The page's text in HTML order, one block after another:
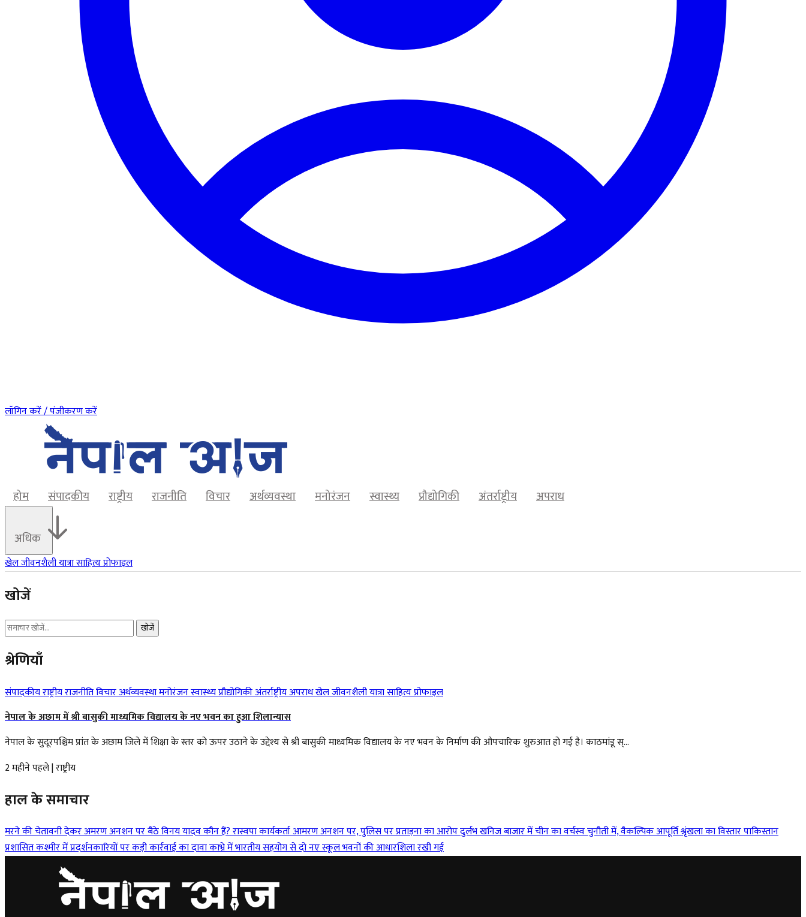
लॉगिन करें / पंजीकरण करें
होम संपादकीय राष्ट्रीय राजनीति विचार अर्थव्यवस्था मनोरंजन स्वास्थ्य प्रौद्योगिकी अंतर्राष्ट्रीय अपराध
अधिक
खेलजीवनशैलीयात्रासाहित्यप्रोफाइल
खोजें
खोजें
श्रेणियाँ
संपादकीयराष्ट्रीयराजनीतिविचारअर्थव्यवस्थामनोरंजनस्वास्थ्यप्रौद्योगिकीअंतर्राष्ट्रीयअपराधखेलजीवनशैलीयात्रासाहित्यप्रोफाइल
नेपाल के अछाम में श्री बासुकी माध्यमिक विद्यालय के नए भवन का हुआ शिलान्यास
नेपाल के सुदूरपश्चिम प्रांत के अछाम जिले में शिक्षा के स्तर को ऊपर उठाने के उद्देश्य से श्री बासुकी माध्यमिक विद्यालय के नए भवन के निर्माण की औपचारिक शुरुआत हो गई है। काठमांडू स्...
2 महीने पहले|राष्ट्रीय
हाल के समाचार
मरने की चेतावनी देकर अमरण अनशन पर बैठे विनय यादव कौन हैं?रास्वपा कार्यकर्ता आमरण अनशन पर, पुलिस पर प्रताड़ना का आरोपदुर्लभ खनिज बाजार में चीन का वर्चस्व चुनौती में, वैकल्पिक आपूर्ति श्रृंखला का विस्तारपाकिस्तान
प्रशासित कश्मीर में प्रदर्शनकारियों पर कड़ी कार्रवाई का दावाकाभ्रे में भारतीय सहयोग से दो नए स्कूल भवनों की आधारशिला रखी गई